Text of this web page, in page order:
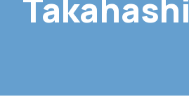
Takahashi